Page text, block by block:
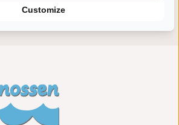
Camping
Customize